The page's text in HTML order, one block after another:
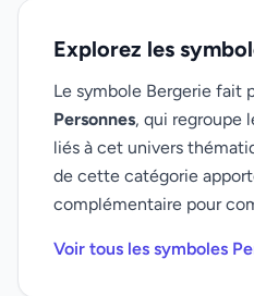
Explorez les
Le symbole Bergerie fait
Personnes, qui regroupe
liés à cet univers
de cette catégorie
complémentaire pour
Voir tous les symboles